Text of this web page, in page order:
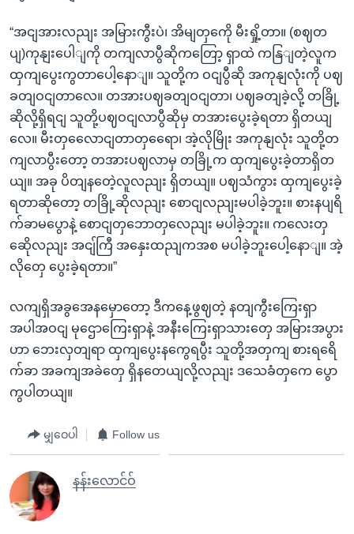
“အငျအားလညျး အမြားကွီးပဲ၊ အိမျတှကေို မီးရှို့တာ။ (စဈတ
ပျ)ကုနျးပေါျကို တကျလာပွီဆိုကတြော့ ရှာထဲ ကနြျတဲ့လူက
ထှကျပွေးကွတာပေါ့နောျ။ သူတို့က ဝငျပွီဆို အကုနျလုံးကို ပဈ
ခတျဝငျတာလေ။ တအားပဈခတျဝငျတာ၊ ပဈခတျခဲ့လို့ တခြို့
ဆိုလို့ရှိရငျ သူတို့ပဈဝငျလာပွီဆိုမှ တအားပွေးခဲ့ရတာ ရှိတယျ
လေ။ မီးတှလေောငျတာတှရေော၊ အဲ့လိုမြိုး အကုနျလုံး သူတို့တ
ကျလာပွီးတော့ တအားပဈလာမှ တခြို့က ထှကျပွေးခဲ့တာရှိတ
ယျ။ အခု ပိတျနတေဲ့လူလညျး ရှိတယျ။ ပဈသံကွား ထှကျပွေးခဲ့
ရတာဆိုတော့ တခြို့ဆိုလညျး စောငျလညျးမပါခဲ့ဘူး။ စားနပျရိ
က်ခာမပွောနဲ့ စောငျတှဘောတှလေညျး မပါခဲ့ဘူး။ ကလေးတှ
ဆေိုလညျး အငျ်ကြီ အနှေးထညျကအစ မပါခဲ့ဘူးပေါ့နောျ။ အဲ့
လိုတှေ ပွေးခဲ့ရတာ။”
လကျရှိအခွအေနမှောတော့ ဒီကနေ့ဖွဈတဲ့ နတျကွီးကြေးရှာ
အပါအဝငျ မုဌောကြေးရှာနဲ့ အနီးကြေးရှာသားတှေ အမြားအပွား
ဟာ ဘေးလှတျရာ ထှကျပွေးနကွေရပွီး သူတို့အတှကျ စားရရေိ
က်ခာ အခကျအခဲတှေ ရှိနတေယျလို့လညျး ဒသေခံတှကေ ပွော
ကွပါတယျ။
မျှဝေပါ Follow us
နန်းလောင်ဝ်